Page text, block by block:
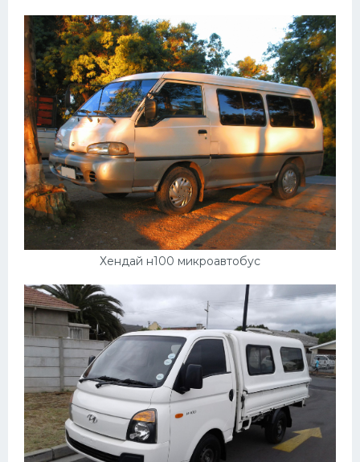
Хендай н100 микроавтобус